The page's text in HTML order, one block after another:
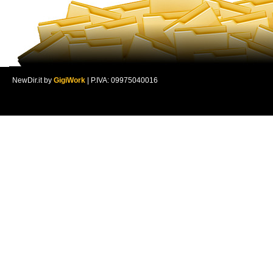
NewDir.it by GigiWork | P.IVA: 09975040016